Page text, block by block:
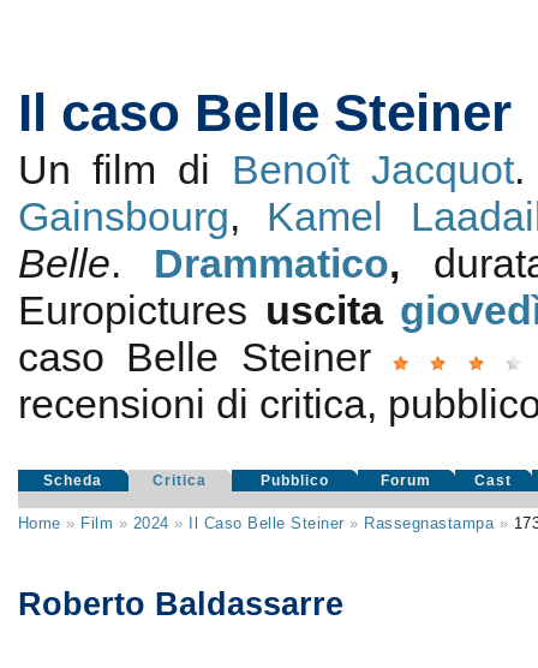
Il caso Belle Steiner
Un film di Benoît Jacquot.
Gainsbourg, Kamel
Belle. Drammatico,
Europictures uscita
caso Belle Steiner
recensioni di critica,
Scheda Critica Pubblico Forum Cast
Home » Film » 2024 » Il Caso Belle Steiner » Rassegnastampa»
Roberto Baldassarre